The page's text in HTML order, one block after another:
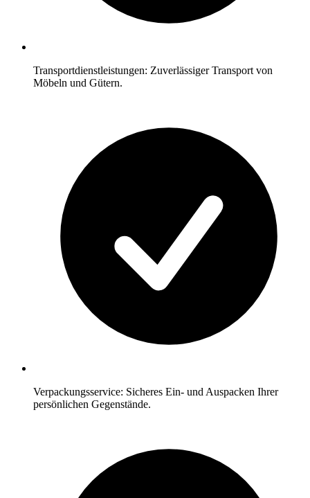
Transportdienstleistungen: Zuverlässiger Transport von
Möbeln und Gütern.
Verpackungsservice: Sicheres Ein- und Auspacken Ihrer
persönlichen Gegenstände.